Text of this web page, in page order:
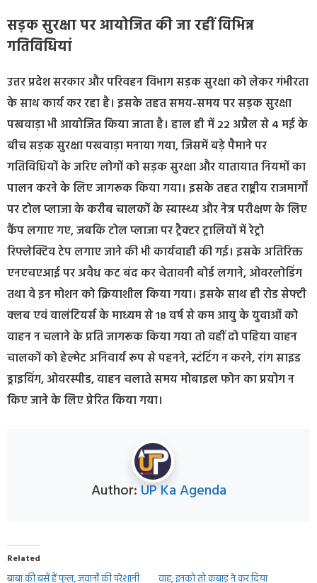
सड़क सुरक्षा पर आयोजित की जा रहीं विभिन्न
गतिविधियां
उत्तर प्रदेश सरकार और परिवहन विभाग सड़क सुरक्षा को लेकर गंभीरता
के साथ कार्य कर रहा है। इसके तहत समय-समय पर सड़क सुरक्षा
पखवाड़ा भी आयोजित किया जाता है। हाल ही में 22 अप्रैल से 4 मई के
बीच सड़क सुरक्षा पखवाड़ा मनाया गया, जिसमें बड़े पैमाने पर
गतिविधियों के जरिए लोगों को सड़क सुरक्षा और यातायात नियमों का
पालन करने के लिए जागरूक किया गया। इसके तहत राष्ट्रीय राजमार्गों
पर टोल प्लाजा के करीब चालकों के स्वास्थ्य और नेत्र परीक्षण के लिए
कैंप लगाए गए, जबकि टोल प्लाजा पर ट्रैक्टर ट्रालियों में रेट्रो
रिफ्लेक्टिव टेप लगाए जाने की भी कार्यवाही की गई। इसके अतिरिक्त
एनएचएआई पर अवैध कट बंद कर चेतावनी बोर्ड लगाने, ओवरलोडिंग
तथा वे इन मोशन को क्रियाशील किया गया। इसके साथ ही रोड सेफ्टी
क्लब एवं वालंटियर्स के माध्यम से 18 वर्ष से कम आयु के युवाओं को
वाहन न चलाने के प्रति जागरूक किया गया तो वहीं दो पहिया वाहन
चालकों को हेल्मेट अनिवार्य रूप से पहनने, स्टंटिंग न करने, रांग साइड
ड्राइविंग, ओवरस्पीड, वाहन चलाते समय मोबाइल फोन का प्रयोग न
किए जाने के लिए प्रेरित किया गया।
Author: UP Ka Agenda
Related
बाबा की बसें हैं फुल, जवानोंं की परेशानी वाह, इनको तो कबाड़ ने कर दिया